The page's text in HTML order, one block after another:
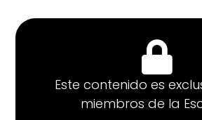
Este contenido es
miembros de la